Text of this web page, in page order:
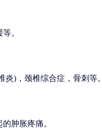
。
)，颈椎综合症，骨刺等。
肿胀疼痛。